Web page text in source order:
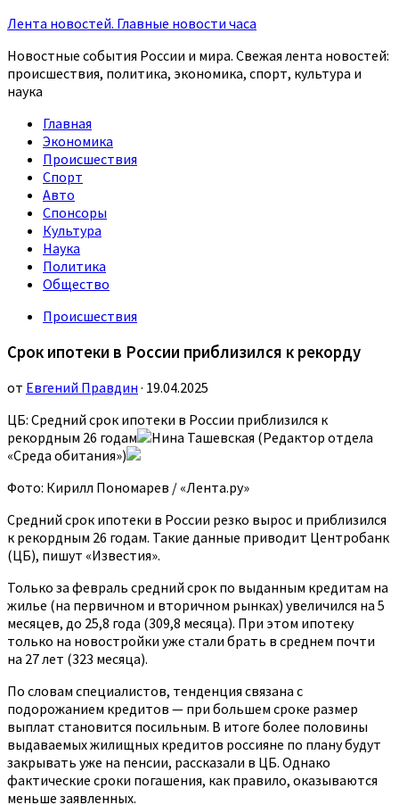
Лента новостей. Главные новости часа
Новостные события России и мира. Свежая лента новостей:
происшествия, политика, экономика, спорт, культура и
наука
Главная
Экономика
Происшествия
Спорт
Авто
Спонсоры
Культура
Наука
Политика
Общество
Происшествия
Срок ипотеки в России приблизился к рекорду
от Евгений Правдин · 19.04.2025
ЦБ: Средний срок ипотеки в России приблизился к
рекордным 26 годам
Нина Ташевская (Редактор отдела
«Среда обитания»)
Фото: Кирилл Пономарев / «Лента.ру»
Средний срок ипотеки в России резко вырос и приблизился
к рекордным 26 годам. Такие данные приводит Центробанк
(ЦБ), пишут «Известия».
Только за февраль средний срок по выданным кредитам на
жилье (на первичном и вторичном рынках) увеличился на 5
месяцев, до 25,8 года (309,8 месяца). При этом ипотеку
только на новостройки уже стали брать в среднем почти
на 27 лет (323 месяца).
По словам специалистов, тенденция связана с
подорожанием кредитов — при большем сроке размер
выплат становится посильным. В итоге более половины
выдаваемых жилищных кредитов россияне по плану будут
закрывать уже на пенсии, рассказали в ЦБ. Однако
фактические сроки погашения, как правило, оказываются
меньше заявленных.